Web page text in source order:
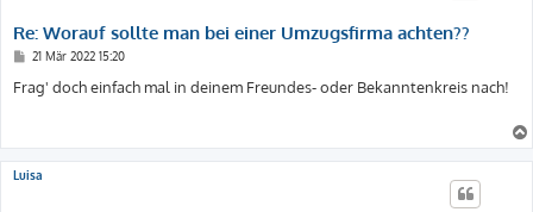
Re: Worauf sollte man bei einer Umzugsfirma achten??
B
i
t
21 Mär 2022 15:20
Frag' doch einfach mal in deinem Freundes- oder Bekanntenkreis nach!
Luisa